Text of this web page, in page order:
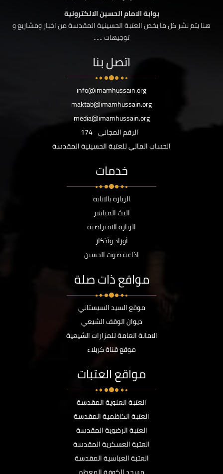
بوابة الامام الحسين الالكترونية
هنا يتم نشر كل ما يخص العتبة الحسينية المقدسة من اخبار ومشاريع و
توجيهات ......
اتصل بنا
info@imamhussain.org
maktab@imamhussain.org
media@imamhussain.org
الرقم المجاني 174
الحساب المالي للعتبة الحسينية المقدسة
خدمات
الزيارة بالانابة
البث المباشر
الزيارة الافتراضية
أوراد وأذكار
اذاعة صوت الحسين
مواقع ذات صلة
موقع السيد السيستاني
ديوان الوقف الشيعي
الامانة العامة للمزارات الشيعية
موقع قناة كربلاء
مواقع العتبات
العتبة العلوية المقدسة
العتبة الكاظمية المقدسة
العتبة الرضوية المقدسة
العتبة العسكرية المقدسة
العتبة العباسية المقدسة